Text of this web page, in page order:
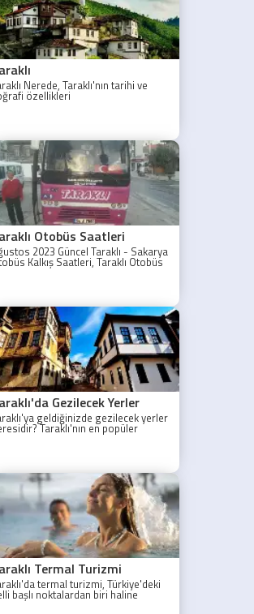
oldu.
Nerede, Taraklı'nın tarihi ve
özellikleri
Otobüs Saatleri
2023 Güncel Taraklı - Sakarya
Kalkış Saatleri, Taraklı Otobüs
2021, Taraklı Otobüs Tarifesi,
Sakarya Taraklı İlk Otobüs Ne
Sakarya Taraklı Otobüs Saatleri,
Koop Otobüs Saatleri
Gezilecek Yerler
geldiğinizde gezilecek yerler
Taraklı'nın en popüler
yerleri yazımızda.
Termal Turizmi
termal turizmi, Türkiye'deki
başlı noktalardan biri haline